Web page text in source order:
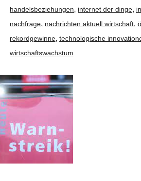
handelsbeziehungen, internet der dinge,
nachfrage, nachrichten aktuell wirtschaft,
rekordgewinne, technologische
wirtschaftswachstum